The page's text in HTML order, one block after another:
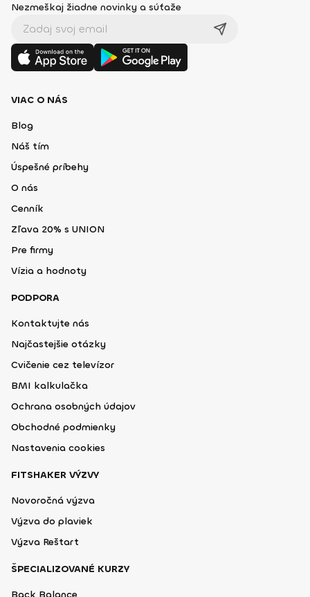
Nezmeškaj žiadne novinky a súťaže
VIAC O NÁS
Blog
Náš tím
Úspešné príbehy
O nás
Cenník
Zľava 20% s UNION
Pre firmy
Vízia a hodnoty
PODPORA
Kontaktujte nás
Najčastejšie otázky
Cvičenie cez televízor
BMI kalkulačka
Ochrana osobných údajov
Obchodné podmienky
Nastavenia cookies
FITSHAKER VÝZVY
Novoročná výzva
Výzva do plaviek
Výzva Reštart
ŠPECIALIZOVANÉ KURZY